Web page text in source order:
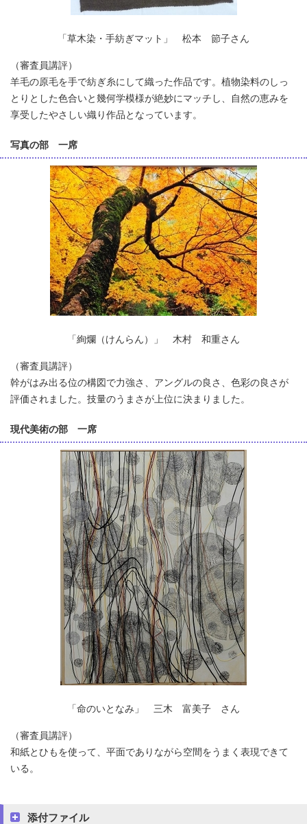
「草木染・手紡ぎマット」 松本 節子さん
（審査員講評）
羊毛の原毛を手で紡ぎ糸にして織った作品です。植物染料のしっ
とりとした色合いと幾何学模様が絶妙にマッチし、自然の恵みを
享受したやさしい織り作品となっています。
写真の部 一席
「絢爛（けんらん）」 木村 和重さん
（審査員講評）
幹がはみ出る位の構図で力強さ、アングルの良さ、色彩の良さが
評価されました。技量のうまさが上位に決まりました。
現代美術の部 一席
「命のいとなみ」 三木 富美子 さん
（審査員講評）
和紙とひもを使って、平面でありながら空間をうまく表現できて
いる。
添付ファイル